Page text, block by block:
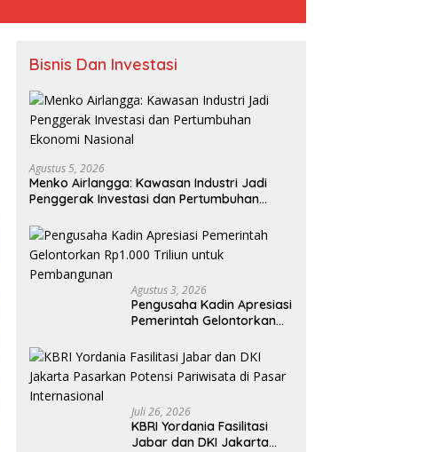
Bisnis Dan Investasi
Agustus 5, 2026
Menko Airlangga: Kawasan Industri Jadi
Penggerak Investasi dan Pertumbuhan
Agustus 3, 2026
Pengusaha Kadin Apresiasi
Pemerintah Gelontorkan
Pembangunan
Juli 26, 2026
KBRI Yordania Fasilitasi
Jabar dan DKI Jakarta